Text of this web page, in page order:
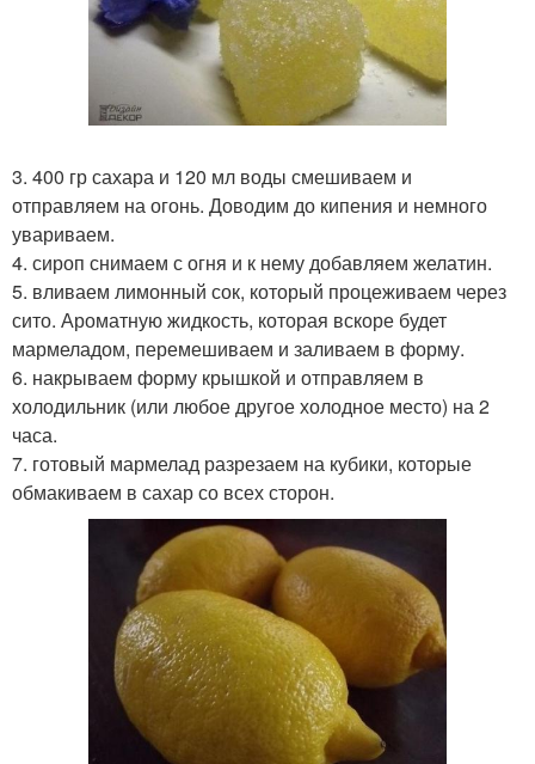
3. 400 гр сахара и 120 мл воды смешиваем и
отправляем на огонь. Доводим до кипения и немного
увариваем.
4. сироп снимаем с огня и к нему добавляем желатин.
5. вливаем лимонный сок, который процеживаем через
сито. Ароматную жидкость, которая вскоре будет
мармеладом, перемешиваем и заливаем в форму.
6. накрываем форму крышкой и отправляем в
холодильник (или любое другое холодное место) на 2
часа.
7. готовый мармелад разрезаем на кубики, которые
обмакиваем в сахар со всех сторон.